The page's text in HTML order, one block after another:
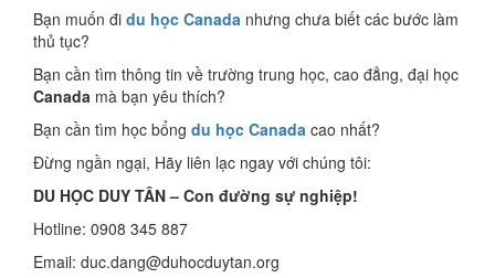
Bạn muốn đi du học Canada nhưng chưa biết các bước làm
thủ tục?
Bạn cần tìm thông tin về trường trung học, cao đẳng, đại học
Canada mà bạn yêu thích?
Bạn cần tìm học bổng du học Canada cao nhất?
Đừng ngần ngại, Hãy liên lạc ngay với chúng tôi:
DU HỌC DUY TÂN – Con đường sự nghiệp!
Hotline: 0908 345 887
Email: duc.dang@duhocduytan.org